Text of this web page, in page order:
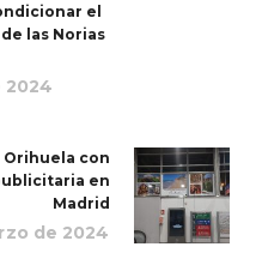
el
las Norias
2024
Orihuela con
en
Madrid
de 2024